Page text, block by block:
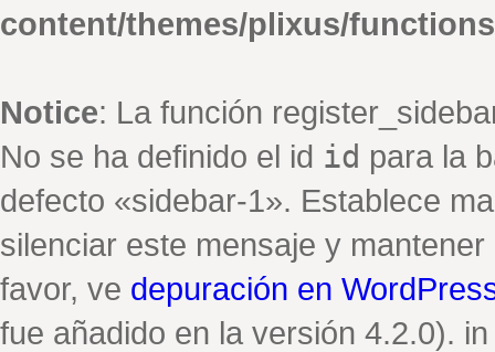
content/themes/plixus/
Notice: La función
No se ha definido el id id para la
defecto «sidebar-1». Establece
silenciar este mensaje y
favor, ve depuración en
fue añadido en la versión 4.2.0). in